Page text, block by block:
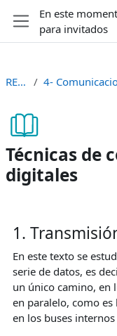
Salta al contenido
Panel lateral
En este
para invitados
REDES I
Técnicas de
digitales
1.
En este texto se
serie de datos, es
un único camino, en
en paralelo, como
en los buses